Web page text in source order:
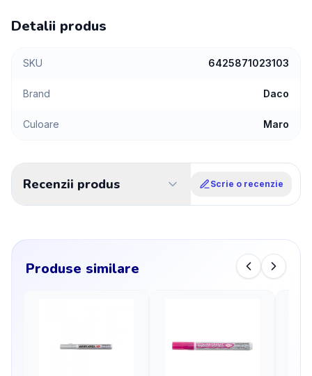
Detalii produs
SKU 6425871023103
Brand Daco
Culoare Maro
Recenzii produs Scrie o recenzie
Produse similare